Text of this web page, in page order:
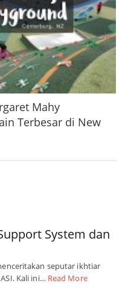
Mahy
Terbesar di New
System dan
seputar ikhtiar
Kali ini… Read More